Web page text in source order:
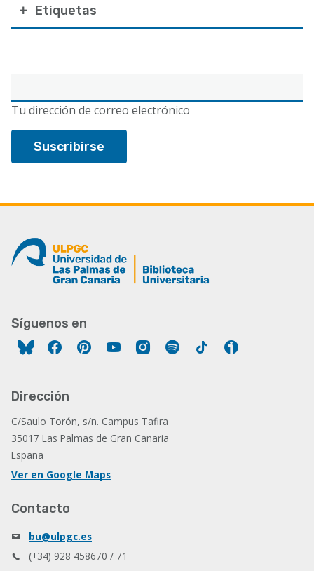
electrónico
Tu dirección de correo electrónico
Etiquetas
Síguenos en
FacebookPinterestYouTubeInstagram
Spotify Tiktok
Dirección
C/Saulo Torón, s/n. Campus Tafira
35017 Las Palmas de Gran Canaria
España
Ver en Google Maps
Contacto
bu@ulpgc.es
(+34) 928 458670 / 71